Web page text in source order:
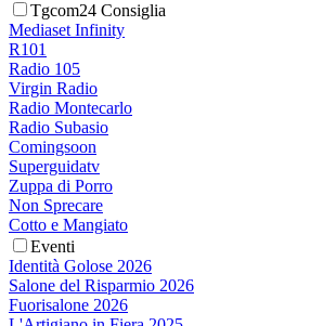
Tgcom24 Consiglia
Mediaset Infinity
R101
Radio 105
Virgin Radio
Radio Montecarlo
Radio Subasio
Comingsoon
Superguidatv
Zuppa di Porro
Non Sprecare
Cotto e Mangiato
Eventi
Identità Golose 2026
Salone del Risparmio 2026
Fuorisalone 2026